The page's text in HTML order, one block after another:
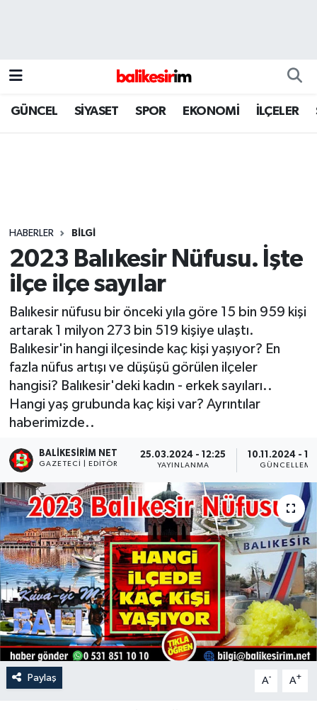
GÜNCEL SİYASET SPOR EKONOMİ İLÇELER
HABERLER BİLGİ
2023 Balıkesir Nüfusu. İşte
ilçe ilçe sayılar
Balıkesir nüfusu bir önceki yıla göre 15 bin 959 kişi
artarak 1 milyon 273 bin 519 kişiye ulaştı.
Balıkesir'in hangi ilçesinde kaç kişi yaşıyor? En
fazla nüfus artışı ve düşüşü görülen ilçeler
hangisi? Balıkesir'deki kadın - erkek sayıları..
Hangi yaş grubunda kaç kişi var? Ayrıntılar
haberimizde..
BALIKESIRIM NET
GAZETECI | EDITÖR
25.03.2024 - 12:25
YAYINLANMA
10.11.2024 -
GÜNCELLEME
Paylaş A- A+